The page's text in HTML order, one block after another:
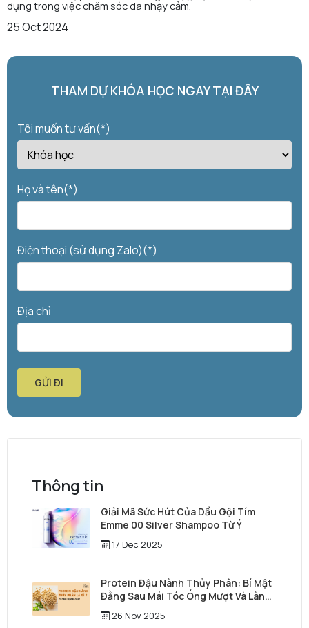
dụng trong việc chăm sóc da nhạy cảm.
25 Oct 2024
THAM DỰ KHÓA HỌC NGAY TẠI ĐÂY
Tôi muốn tư vấn(*)
Họ và tên(*)
Điện thoại (sử dụng Zalo)(*)
Địa chỉ
GỬI ĐI
Thông tin
Giải Mã Sức Hút Của Dầu Gội Tím
Emme 00 Silver Shampoo Từ Ý
17 Dec 2025
Protein Đậu Nành Thủy Phân: Bí Mật
Đằng Sau Mái Tóc Óng Mượt Và Làn
Da Trẻ Trung
26 Nov 2025